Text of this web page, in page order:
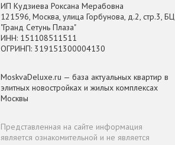
ИП Кудзиева Роксана Мерабовна
121596, Москва, улица Горбунова, д.2, стр.3, БЦ
"Гранд Сетунь Плаза"
ИНН: 151108511511
ОГРИНП: 319151300004130
MoskvaDeluxe.ru — база актуальных квартир в
элитных новостройках и жилых комплексах
Москвы
Представленная на сайте информация
является ознакомительной и не является